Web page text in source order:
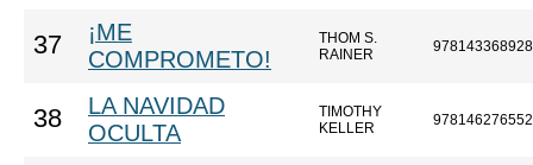
37
¡ME
COMPROMETO!
THOM S.
RAINER
38
LA NAVIDAD
OCULTA
TIMOTHY
KELLER